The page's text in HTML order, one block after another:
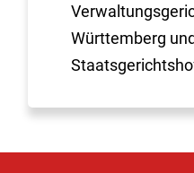
Württemberg